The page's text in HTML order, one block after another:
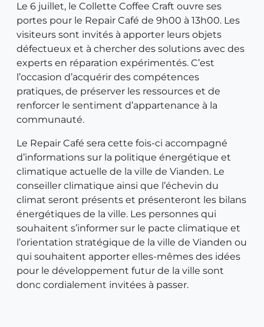
Le 6 juillet, le Collette Coffee Craft ouvre ses
portes pour le Repair Café de 9h00 à 13h00. Les
visiteurs sont invités à apporter leurs objets
défectueux et à chercher des solutions avec des
experts en réparation expérimentés. C’est
l’occasion d’acquérir des compétences
pratiques, de préserver les ressources et de
renforcer le sentiment d’appartenance à la
communauté.
Le Repair Café sera cette fois-ci accompagné
d’informations sur la politique énergétique et
climatique actuelle de la ville de Vianden. Le
conseiller climatique ainsi que l’échevin du
climat seront présents et présenteront les bilans
énergétiques de la ville. Les personnes qui
souhaitent s’informer sur le pacte climatique et
l’orientation stratégique de la ville de Vianden ou
qui souhaitent apporter elles-mêmes des idées
pour le développement futur de la ville sont
donc cordialement invitées à passer.